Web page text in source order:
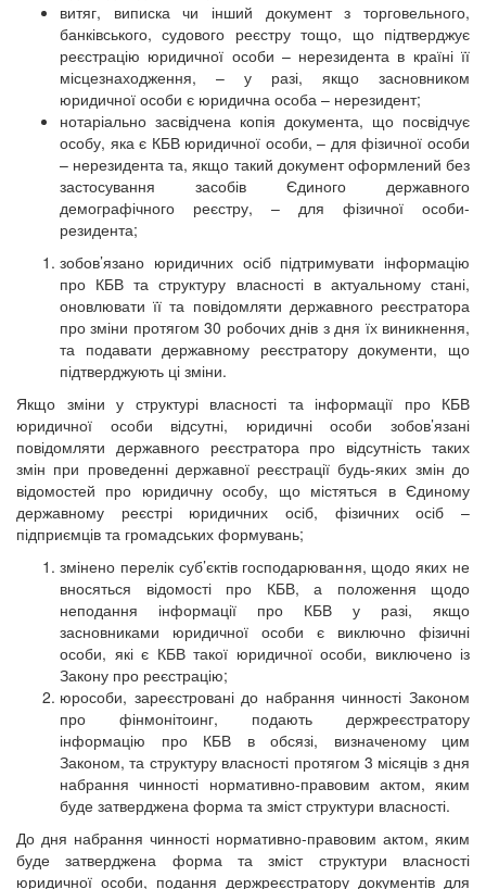
витяг, виписка чи інший документ з торговельного,
банківського, судового реєстру тощо, що підтверджує
реєстрацію юридичної особи – нерезидента в країні її
місцезнаходження, – у разі, якщо засновником
юридичної особи є юридична особа – нерезидент;
нотаріально засвідчена копія документа, що посвідчує
особу, яка є КБВ юридичної особи, – для фізичної особи
– нерезидента та, якщо такий документ оформлений без
застосування засобів Єдиного державного
демографічного реєстру, – для фізичної особи-
резидента;
зобов’язано юридичних осіб підтримувати інформацію
про КБВ та структуру власності в актуальному стані,
оновлювати її та повідомляти державного реєстратора
про зміни протягом 30 робочих днів з дня їх виникнення,
та подавати державному реєстратору документи, що
підтверджують ці зміни.
Якщо зміни у структурі власності та інформації про КБВ
юридичної особи відсутні, юридичні особи зобов’язані
повідомляти державного реєстратора про відсутність таких
змін при проведенні державної реєстрації будь-яких змін до
відомостей про юридичну особу, що містяться в Єдиному
державному реєстрі юридичних осіб, фізичних осіб –
підприємців та громадських формувань;
змінено перелік суб’єктів господарювання, щодо яких не
вносяться відомості про КБВ, а положення щодо
неподання інформації про КБВ у разі, якщо
засновниками юридичної особи є виключно фізичні
особи, які є КБВ такої юридичної особи, виключено із
Закону про реєстрацію;
юрособи, зареєстровані до набрання чинності Законом
про фінмонітоинг, подають держреєстратору
інформацію про КБВ в обсязі, визначеному цим
Законом, та структуру власності протягом 3 місяців з дня
набрання чинності нормативно-правовим актом, яким
буде затверджена форма та зміст структури власності.
До дня набрання чинності нормативно-правовим актом, яким
буде затверджена форма та зміст структури власності
юридичної особи, подання держреєстратору документів для